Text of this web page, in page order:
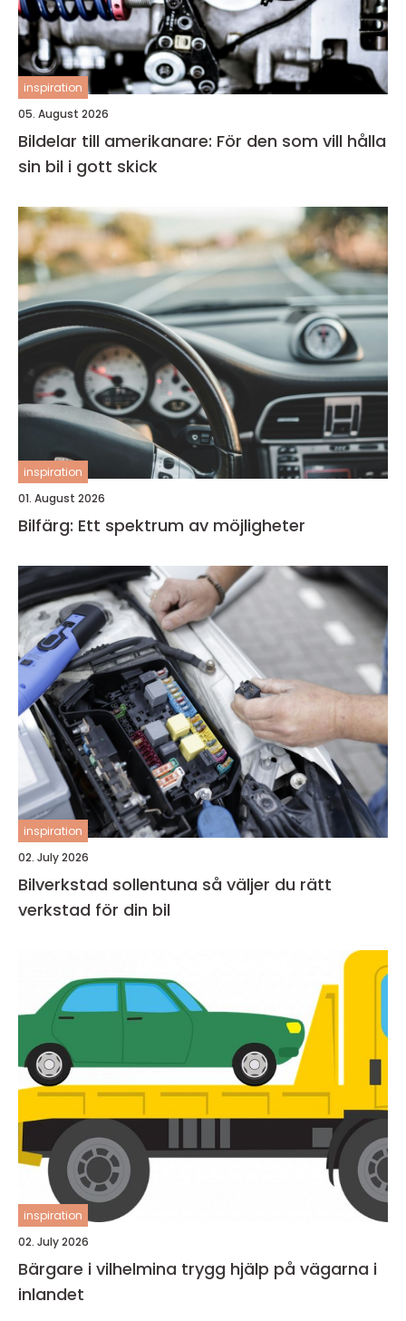
inspiration
05. August 2026
Bildelar till amerikanare: För den som vill hålla
sin bil i gott skick
inspiration
01. August 2026
Bilfärg: Ett spektrum av möjligheter
inspiration
02. July 2026
Bilverkstad sollentuna så väljer du rätt
verkstad för din bil
inspiration
02. July 2026
Bärgare i vilhelmina trygg hjälp på vägarna i
inlandet